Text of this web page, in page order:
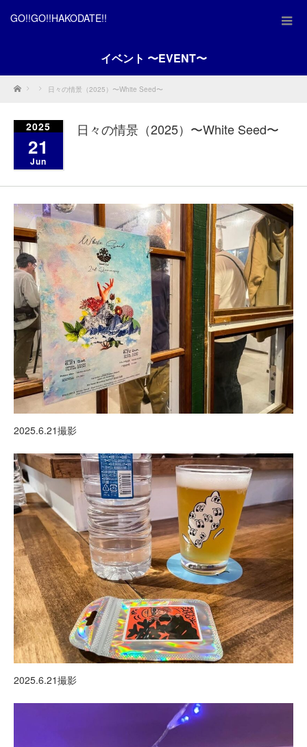
GO!!GO!!HAKODATE!!
イベント 〜EVENT〜
Home 日々の情景（2025）〜White Seed〜
2025
21
Jun
日々の情景（2025）〜White Seed〜
2025.6.21撮影
2025.6.21撮影